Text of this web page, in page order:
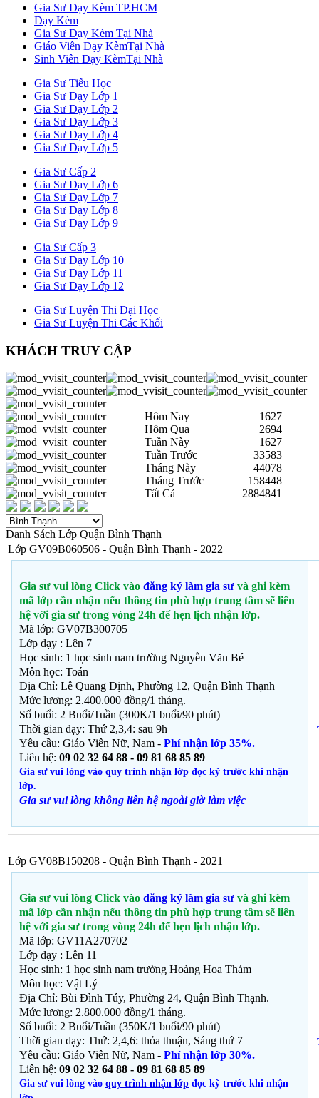
Gia Sư Dạy Kèm TP.HCM
Dạy Kèm
Gia Sư Dạy Kèm Tại Nhà
Giáo Viên Dạy KèmTại Nhà
Sinh Viên Dạy KèmTại Nhà
Gia Sư Tiểu Học
Gia Sư Dạy Lớp 1
Gia Sư Dạy Lớp 2
Gia Sư Dạy Lớp 3
Gia Sư Dạy Lớp 4
Gia Sư Dạy Lớp 5
Gia Sư Cấp 2
Gia Sư Dạy Lớp 6
Gia Sư Dạy Lớp 7
Gia Sư Dạy Lớp 8
Gia Sư Dạy Lớp 9
Gia Sư Cấp 3
Gia Sư Dạy Lớp 10
Gia Sư Dạy Lớp 11
Gia Sư Dạy Lớp 12
Gia Sư Luyện Thi Đại Học
Gia Sư Luyện Thi Các Khối
KHÁCH TRUY CẬP
Hôm Nay
1627
Hôm Qua
2694
Tuần Này
1627
Tuần Trước
33583
Tháng Này
44078
Tháng Trước
158448
Tất Cả
2884841
Danh Sách Lớp Quận Bình Thạnh
Lớp GV09B060506 - Quận Bình Thạnh - 2022
Gia sư vui lòng Click vào đăng ký làm gia sư và ghi kèm
mã lớp cần nhận nếu thông tin phù hợp trung tâm sẽ liên
hệ với gia sư trong vòng 24h để hẹn lịch nhận lớp.
Mã lớp: GV07B300705
Lớp dạy : Lên 7
Học sinh: 1 học sinh nam trường Nguyễn Văn Bé
Môn học: Toán
Địa Chỉ: Lê Quang Định, Phường 12, Quận Bình Thạnh
Mức lương: 2.400.000 đồng/1 tháng.
Số buổi: 2 Buổi/Tuần (300K/1 buổi/90 phút)
Thời gian dạy: Thứ 2,3,4: sau 9h
Yêu cầu: Giáo Viên Nữ, Nam - Phí nhận lớp 35%.
Liên hệ: 09 02 32 64 88 - 09 81 68 85 89
Gia sư vui lòng vào quy trình nhận lớp đọc kỹ trước khi nhận
lớp.
Gia sư vui lòng không liên hệ ngoài giờlàm việc
Lớp GV08B150208 - Quận Bình Thạnh - 2021
Gia sư vui lòng Click vào đăng ký làm gia sư và ghi kèm
mã lớp cần nhận nếu thông tin phù hợp trung tâm sẽ liên
hệ với gia sư trong vòng 24h để hẹn lịch nhận lớp.
Mã lớp: GV11A270702
Lớp dạy : Lên 11
Học sinh: 1 học sinh nam trường Hoàng Hoa Thám
Môn học: Vật Lý
Địa Chỉ: Bùi Đình Túy, Phường 24, Quận Bình Thạnh.
Mức lương: 2.800.000 đồng/1 tháng.
Số buổi: 2 Buổi/Tuần (350K/1 buổi/90 phút)
Thời gian dạy: Thứ: 2,4,6: thỏa thuận, Sáng thứ 7
Yêu cầu: Giáo Viên Nữ, Nam - Phí nhận lớp 30%.
Liên hệ: 09 02 32 64 88 - 09 81 68 85 89
Gia sư vui lòng vào quy trình nhận lớp đọc kỹ trước khi nhận